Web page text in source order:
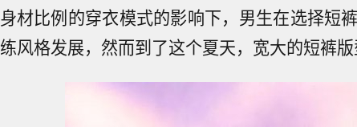
身材比例的穿衣模式的影响下，男生在选择短
练风格发展，然而到了这个夏天，宽大的短裤